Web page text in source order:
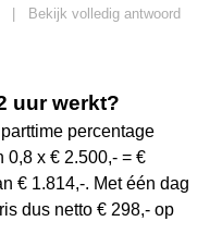
Bekijk volledig antwoord
uur werkt?
percentage
0,8 x € 2.500,- = €
€ 1.814,-. Met één dag
dus netto € 298,- op